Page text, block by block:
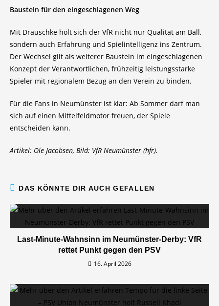
Baustein für den eingeschlagenen Weg
Mit Drauschke holt sich der VfR nicht nur Qualität am Ball,
sondern auch Erfahrung und Spielintelligenz ins Zentrum.
Der Wechsel gilt als weiterer Baustein im eingeschlagenen
Konzept der Verantwortlichen, frühzeitig leistungsstarke
Spieler mit regionalem Bezug an den Verein zu binden.
Für die Fans in Neumünster ist klar: Ab Sommer darf man
sich auf einen Mittelfeldmotor freuen, der Spiele
entscheiden kann.
Artikel: Ole Jacobsen, Bild: VfR Neumünster (hfr).
DAS KÖNNTE DIR AUCH GEFALLEN
Last-Minute-Wahnsinn im Neumünster-Derby: VfR
rettet Punkt gegen den PSV
16. April 2026